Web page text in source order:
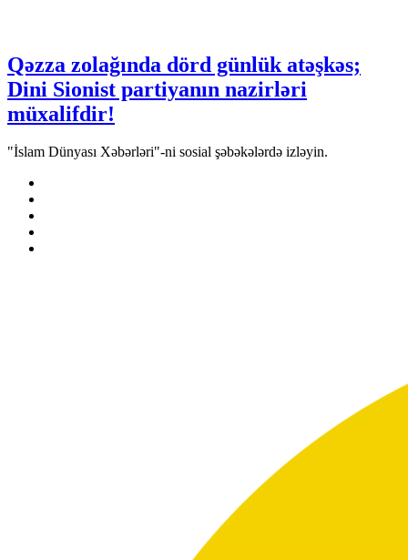
Qəzza zolağında dörd günlük atəşkəs;
Dini Sionist partiyanın nazirləri
müxalifdir!
"İslam Dünyası Xəbərləri"-ni sosial şəbəkələrdə izləyin.